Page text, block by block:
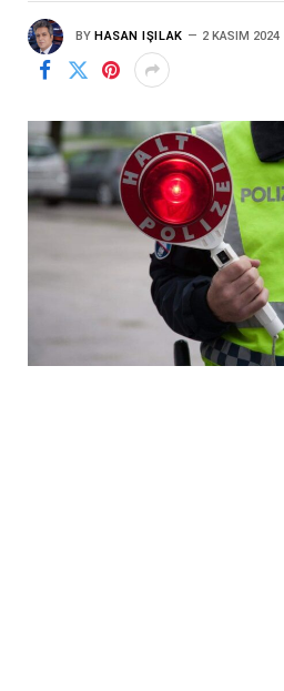
BY HASAN IŞILAK 2 KASIM 2024